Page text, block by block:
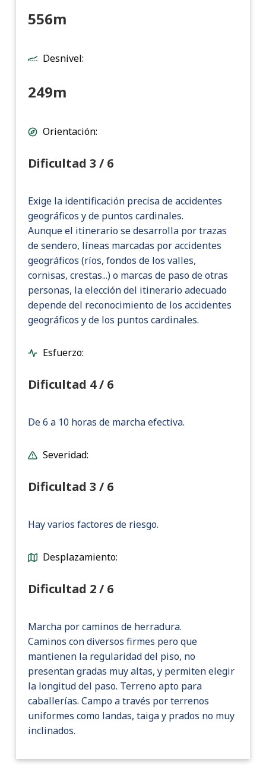
556m
Desnivel:
249m
Orientación:
Dificultad 3 / 6
Exige la identificación precisa de accidentes
geográficos y de puntos cardinales.
Aunque el itinerario se desarrolla por trazas
de sendero, líneas marcadas por accidentes
geográficos (ríos, fondos de los valles,
cornisas, crestas...) o marcas de paso de otras
personas, la elección del itinerario adecuado
depende del reconocimiento de los accidentes
geográficos y de los puntos cardinales.
Esfuerzo:
Dificultad 4 / 6
De 6 a 10 horas de marcha efectiva.
Severidad:
Dificultad 3 / 6
Hay varios factores de riesgo.
Desplazamiento:
Dificultad 2 / 6
Marcha por caminos de herradura.
Caminos con diversos firmes pero que
mantienen la regularidad del piso, no
presentan gradas muy altas, y permiten elegir
la longitud del paso. Terreno apto para
caballerías. Campo a través por terrenos
uniformes como landas, taiga y prados no muy
inclinados.